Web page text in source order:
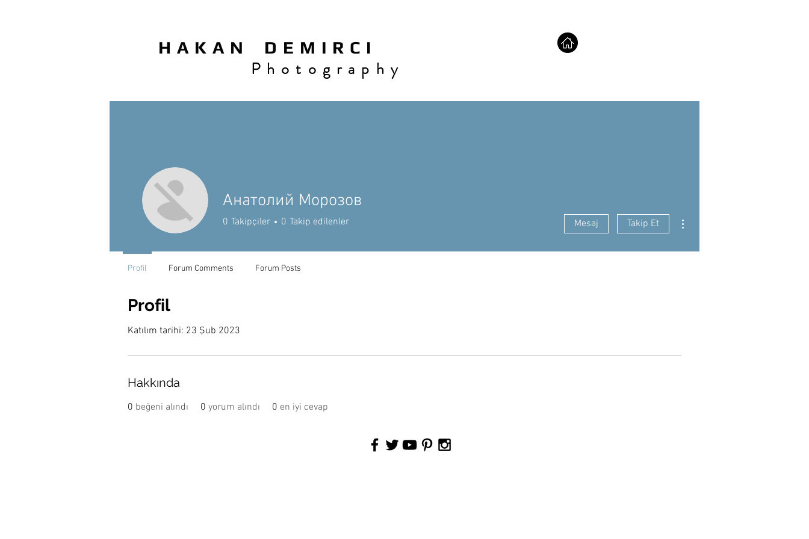
H A K A N D E M I R C I
P h o t o g r a p h y
Profil
Katılım tarihi: 23 Şub 2023
Hakkında
0 beğeni alındı 0 yorum alındı 0 en iyi cevap
Анатолий Морозов
0 Takipçiler 0 Takip edilenler Mesaj Takip Et
Profil Forum Comments Forum Posts